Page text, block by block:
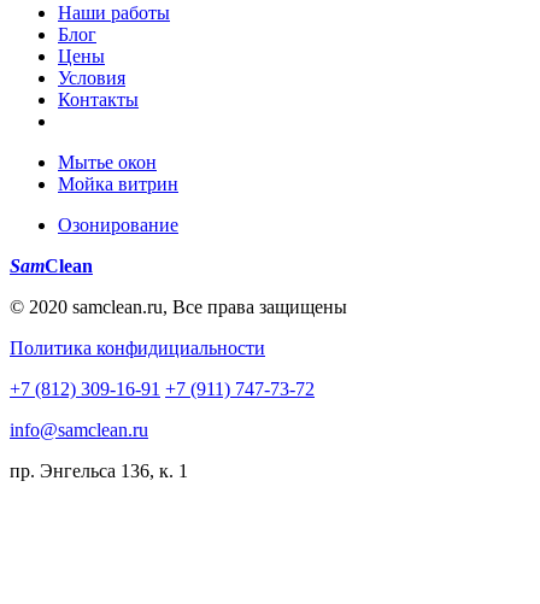
Наши работы
Блог
Цены
Условия
Контакты
Мытье окон
Мойка витрин
Озонирование
SamClean
© 2020 samclean.ru, Все права защищены
Политика конфидициальности
+7 (812) 309-16-91 +7 (911) 747-73-72
info@samclean.ru
пр. Энгельса 136, к. 1